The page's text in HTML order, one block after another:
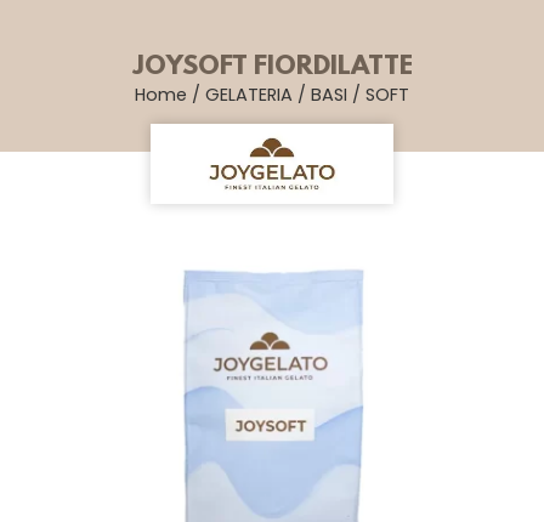
JOYSOFT FIORDILATTE
Home / GELATERIA / BASI / SOFT